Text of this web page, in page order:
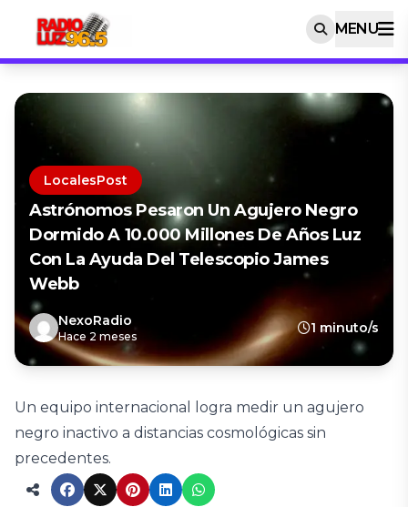
MENU
LocalesPost
Astrónomos Pesaron Un Agujero Negro
Dormido A 10.000 Millones De Años Luz
Con La Ayuda Del Telescopio James
Webb
NexoRadio
Hace 2 meses
1 minuto/s
Un equipo internacional logra medir un agujero
negro inactivo a distancias cosmológicas sin
precedentes.